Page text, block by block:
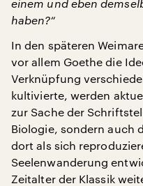
einem und eben
haben?“
In den späteren
vor allem Goethe die
Verknüpfung
kultivierte, werden
zur Sache der
Biologie, sondern auch
dort als sich
Seelenwanderung
Zeitalter der Klassik